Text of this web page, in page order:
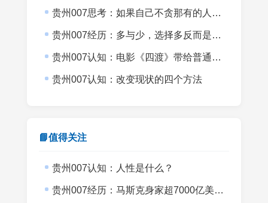
贵州007思考：如果自己不贪那有的人生意义会不会更上一层楼？
贵州007经历：多与少，选择多反而是目标小
贵州007认知：电影《四渡》带给普通创业者的启发
贵州007认知：改变现状的四个方法
📘值得关注
贵州007认知：人性是什么？
贵州007经历：马斯克身家超7000亿美元而007没有半间书房